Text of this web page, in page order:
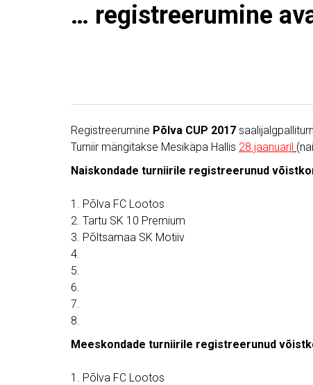
… registreerumine
Registreerumine Põlva CUP 2017
Turniir mängitakse Mesikäpa Hallis 28.jaanuaril
Naiskondade turniirile registreerunud
1. Põlva FC Lootos
2. Tartu SK 10 Premium
3. Põltsamaa SK Motiiv
4.
5.
6.
7.
8.
Meeskondade turniirile registreerunud
1. Põlva FC Lootos